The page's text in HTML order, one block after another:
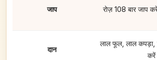
जाप रोज़ 108 बार जाप
दान
लाल फूल, लाल कपड़ा,
करें